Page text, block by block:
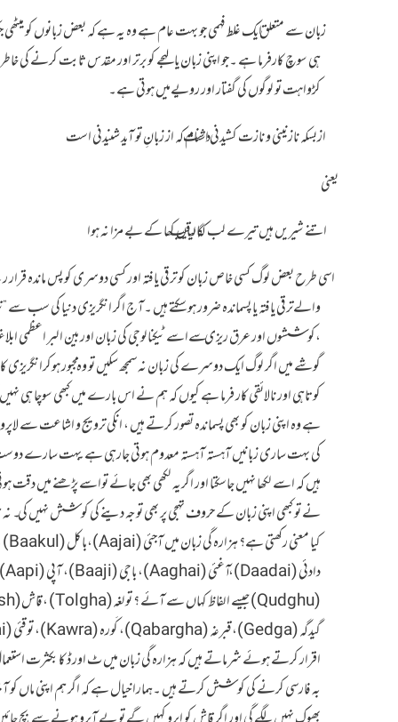
زبان سے متعلق ایک غلط فہمی جو بہت عام ہے وہ یہ ہے کہ بعض زبانوں کو
ہی سوچ کارفرما ہے ۔جو اپنی زبان یا لہجے کو برتر اور مقدس ثابت کرنے کی
کڑواہت تو لوگوں کی گفتار اور رویےمیں ہوتی ہے۔
ازبسکہ نازنینی و نازت کشیدنی است دشنام کہ از زبانِ تو آید شنیدنی است
اتنے شیریں ہیں تیرے لب کہ رقیب گالیاں کھا کے بے مزا نہ ہوا
اسی طرح بعض لوگ کسی خاص زبان کو ترقی یافتہ اور کسی دوسری کو پس ماندہ قرار
والےترقی یافتہ یا پسماندہ ضرور ہو سکتے ہیں ۔آج اگر انگریزی دنیا کی سب
گوشے میں اگر لوگ ایک دوسرے کی زبان نہ سمجھ سکیں تو وہ مجبور
کوتاہی اور نالائقی کار فرما ہے کیوں کہ ہم نے اس بارے میں کبھی سوچا
ہے وہ اپنی زبان کو بھی پسماندہ تصور کرتے ہیں ، انکی ترویج و اشاعت سے
ہیں کہ اسے لکھا نہیں جاسکتا اور اگریہ لکھی بھی جائے تواسے پڑھنے
نے تو کبھی اپنی زبان کے حروف تہجی پر بھی توجہ دینے کی کوشش نہیں کی ۔ نہ
اقرار کرتے ہوئے شرماتے ہیں کہ ہزارہ گی زبان میں ٹ اور ڈ کا بکثرت
بہ فارسی کرنے کی کوشش کرتے ہیں ۔ہمارا خیال ہے کہ اگر ہم اپنی ماں کو آبئی